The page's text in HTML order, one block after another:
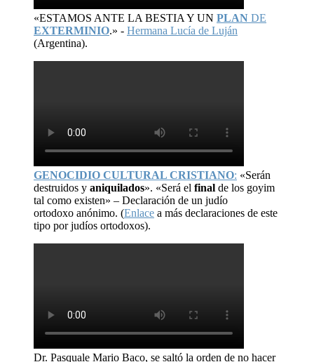
«ESTAMOS ANTE LA BESTIA Y UN PLAN DE
EXTERMINIO.» - Hermana Lucía de Luján
(Argentina).
GENOCIDIO CULTURAL CRISTIANO: «Serán
destruidos y aniquilados». «Será el final de los goyim
tal como existen» – Declaración de un judío
ortodoxo anónimo. (Enlace a más declaraciones de este
tipo por judíos ortodoxos).
Dr. Pasquale Mario Baco, se saltó la orden de no hacer